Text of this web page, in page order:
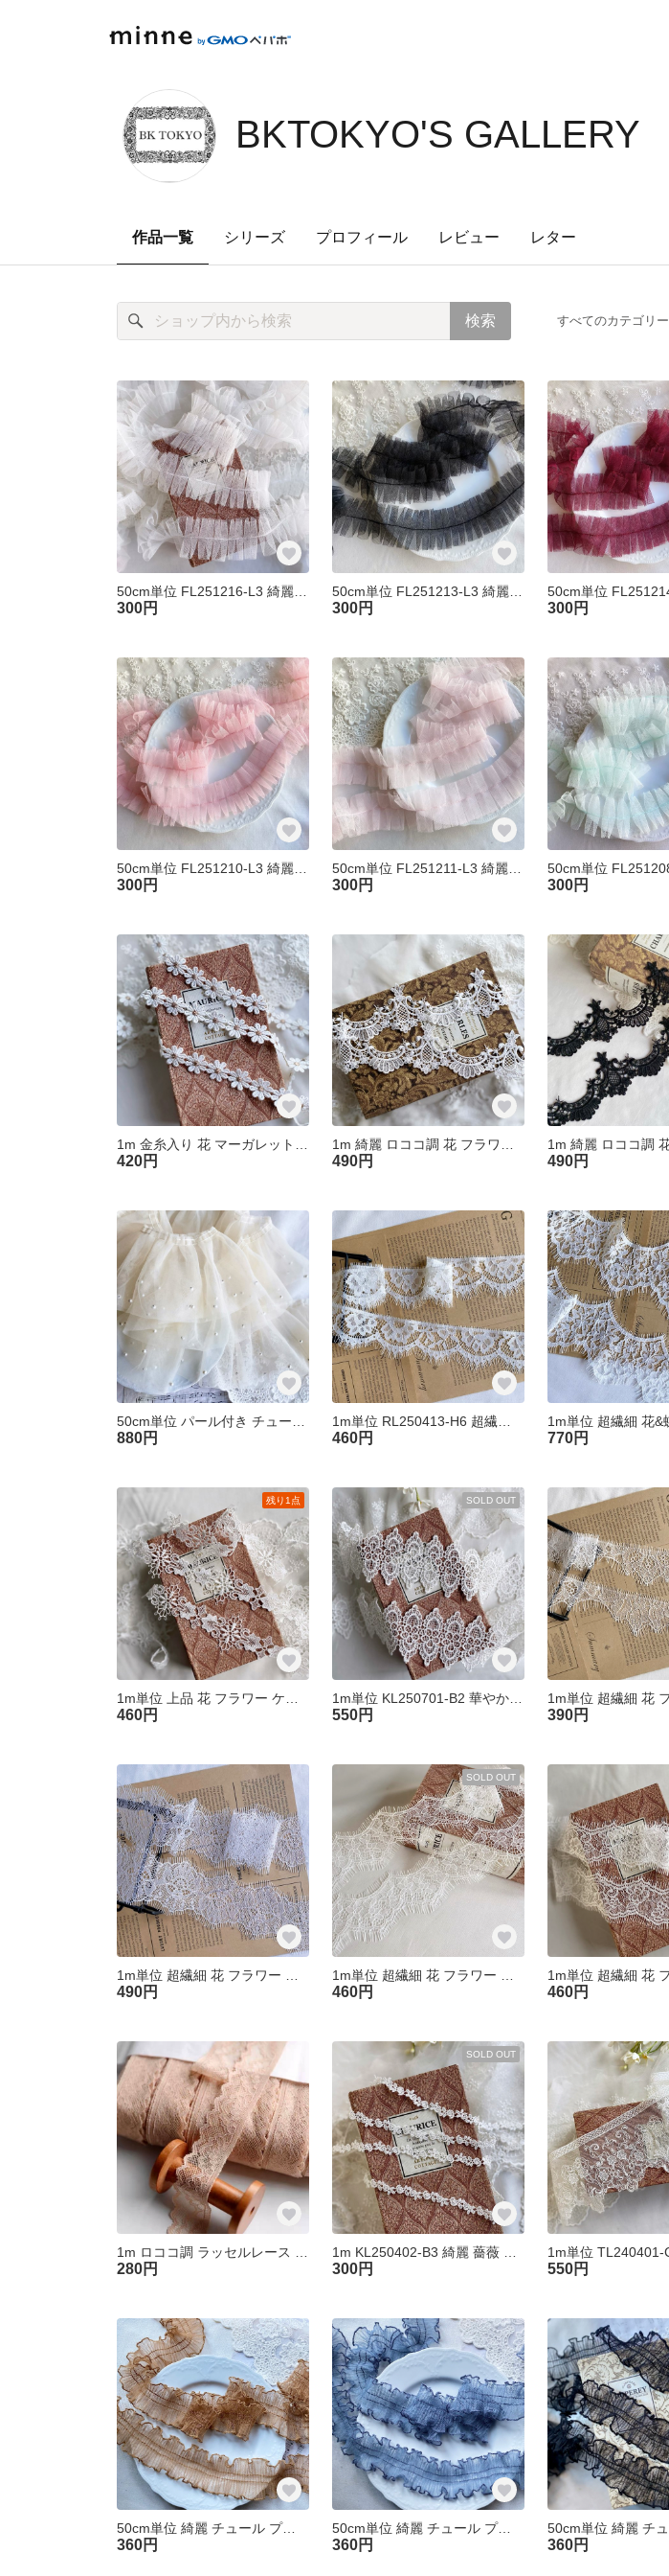
BKTOKYO'S GALLERY
作品一覧 シリーズ プロフィール レビュー レター
すべてのカテゴリー
300円 300円 300円
300円 300円 300円
1m 金糸入り 花 マーガレットフラワー ケミカルレース ブレード KL251204-B4 ハンドメイド 手芸 素材
420円
1m 綺麗 ロココ調 花 フラワー ケミカルレース ブレード 白 KL251205-B4 ハンドメイド 手芸 素材 材料
490円 490円
880円 460円 770円
残り1点
460円
SOLD OUT
1m単位 KL250701-B2 華やか 花 フラワー ケミカルレース ブレード 白 ハンドメイド 手芸 素材 材料
550円 390円
490円
SOLD OUT
460円 460円
280円
SOLD OUT
300円 550円
50cm単位 綺麗 チュール プリーツフリルブレード キャメル BK250207-L3 ハンドメイド 手芸 素材 材料
360円
50cm単位 綺麗 チュール プリーツフリルブレード ブルー BK250206-L3 ハンドメイド 手芸 素材 材料
360円 360円